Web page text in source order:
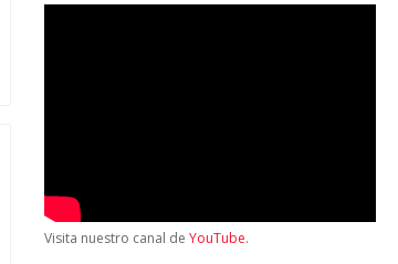
Visita nuestro canal de YouTube.